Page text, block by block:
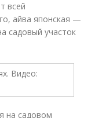
всей
айва японская —
садовый участок
на садовом